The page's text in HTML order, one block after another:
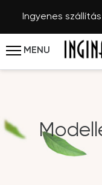
Ingyenes
MENU